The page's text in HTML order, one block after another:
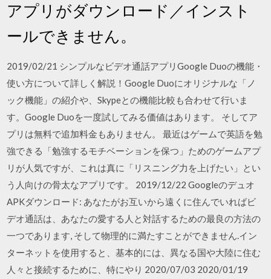
アプリがダウンロード／インスト
ールできません。
2019/02/21 シンプルなビデオ通話アプリGoogle Duoの機能・
使い方について詳しく解説！Google Duoにオリジナルな「ノ
ック機能」の紹介や、Skypeとの機能比較も合わせて行いま
す。Google Duoを一度試してみる価値はあります。 そしてア
プリは無料で追加料金もありません。 最近はゲームで英語を勉
強できる「勉強するモチベーションを保つ」ためのゲームアプ
リが人気ですが、これは真に「リスニング力を上げたい」とい
う人向けの骨太なアプリです。 2019/12/22 Googleのデュオ
APKダウンロード: あなたがお互いから遠くに住んでいればビ
デオ通話は、あなたの愛する人と対話するための最良の方法の
一つであります, そして物理的に満たすことができません.イン
ターネットを使用すると、基本的には、異なる国や大陸に住む
人々と接続するために、特にやり 2020/07/03 2020/01/19